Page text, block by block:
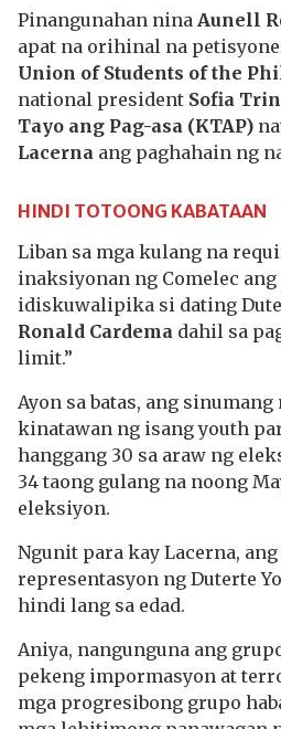
Pinangunahan nina Aunell
apat na orihinal na
Union of Students of the
national president Sofia
Tayo ang Pag-asa (KTAP)
Lacerna ang paghahain ng
HINDI TOTOONG KABATAAN
Liban sa mga kulang na
inaksiyonan ng Comelec
idiskuwalipika si dating
Ronald Cardema dahil sa
limit.”
Ayon sa batas, ang
kinatawan ng isang youth
hanggang 30 sa araw ng
34 taong gulang na noong
eleksiyon.
Ngunit para kay Lacerna,
representasyon ng Duterte
hindi lang sa edad.
Aniya, nangunguna ang
pekeng impormasyon at
mga progresibong grupo